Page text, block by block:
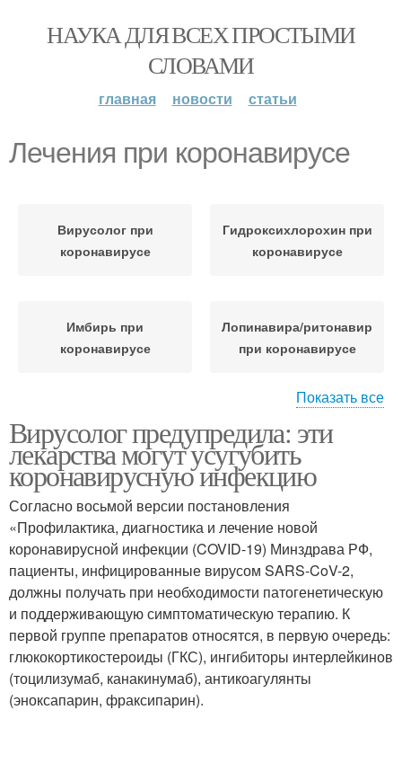
НАУКА ДЛЯ ВСЕХ ПРОСТЫМИ
СЛОВАМИ
главная новости статьи
Лечения при коронавирусе
Вирусолог при
коронавирусе
Гидроксихлорохин при
коронавирусе
Имбирь при
коронавирусе
Лопинавира/ритонавир
при коронавирусе
лечении
опасных лекарств
Показать все
Вирусолог предупредила: эти
лекарства могут усугубить
коронавирусную инфекцию
Согласно восьмой версии постановления
«Профилактика, диагностика и лечение новой
коронавирусной инфекции (COVID-19) Минздрава РФ,
пациенты, инфицированные вирусом SARS-CoV-2,
должны получать при необходимости патогенетическую
и поддерживающую симптоматическую терапию. К
первой группе препаратов относятся, в первую очередь:
глюкокортикостероиды (ГКС), ингибиторы интерлейкинов
(тоцилизумаб, канакинумаб), антикоагулянты
(эноксапарин, фраксипарин).